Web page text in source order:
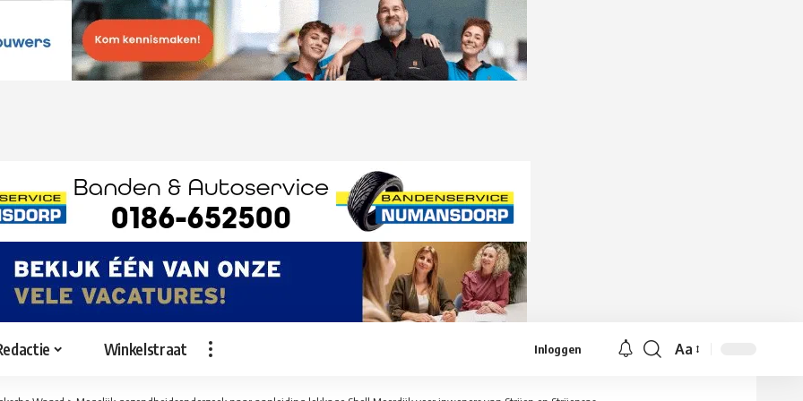
Winkelstraat Inloggen
Lettergrootte
Aa